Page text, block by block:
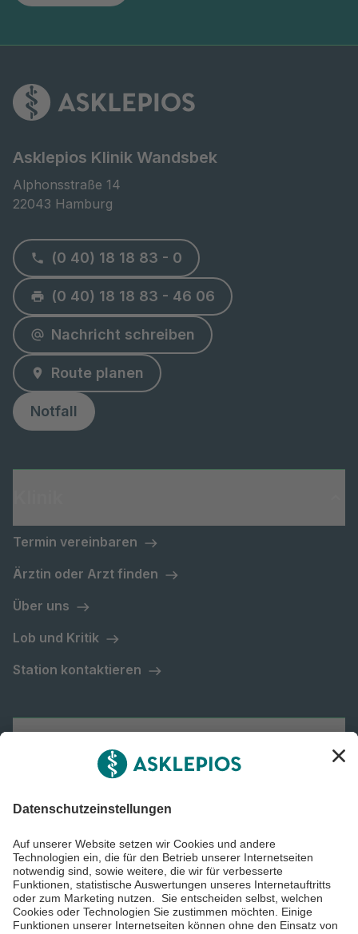
Asklepios Klinik Wandsbek
Alphonsstraße 14
22043 Hamburg
(0 40) 18 18 83 - 0
(0 40) 18 18 83 - 46 06
Nachricht schreiben
Route planen
Notfall
Termin vereinbaren
Ärztin oder Arzt finden
Über uns
Lob und Kritik
Station kontaktieren
Asklepios Gruppe